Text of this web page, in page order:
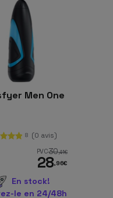
Men One
8 (0 avis)
PVC30,41€
28,96€
En stock!
le en 24/48h